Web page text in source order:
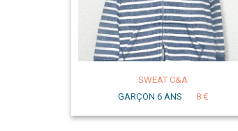
SWEAT C&A
GARÇON 6 ANS
8 €